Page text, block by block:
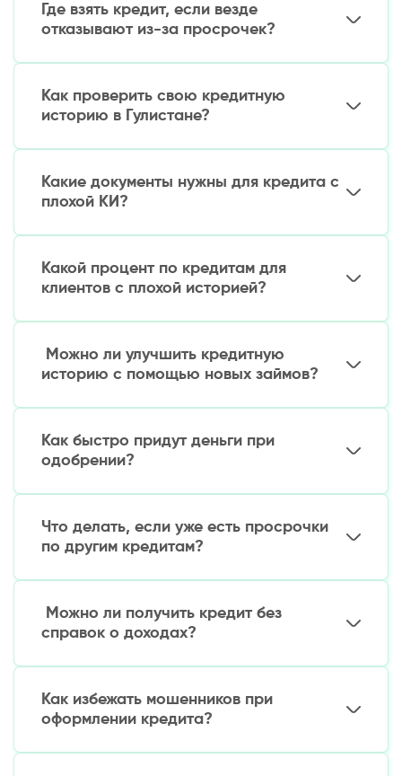
Где взять кредит, если везде
отказывают из-за просрочек?
Попробуйте обратиться в МФО, которые
Также можно рассмотреть:
Залоговые кредиты (под технику,
Рефинансирование существующих долгов
Как проверить свою кредитную
историю в Гулистане?
Это можно сделать через Центральный банк
Потребуется паспорт и ИНН.
Какие документы нужны для кредита с
плохой КИ?
Обычно требуется только:
Паспорт гражданина Узбекистана
Номер телефона
Какой процент по кредитам для
клиентов с плохой историей?
Процентные ставки выше стандартных – от
предлагают специальные программы с
Можно ли улучшить кредитную
историю с помощью новых займов?
Да, если своевременно погашать новые
сумм и коротких сроков.
Как быстро придут деньги при
одобрении?
Большинство МФО перечисляют средства в
Самые быстрые сервисы – за 5-15 минут.
Что делать, если уже есть просрочки
по другим кредитам?
Лучшее решение – рефинансирование: новый
МФО предлагают такие программы.
Можно ли получить кредит без
справок о доходах?
Да, большинство МФО не требуют
займов (до 5-10 млн сум).
Как избежать мошенников при
оформлении кредита?
Проверяйте: